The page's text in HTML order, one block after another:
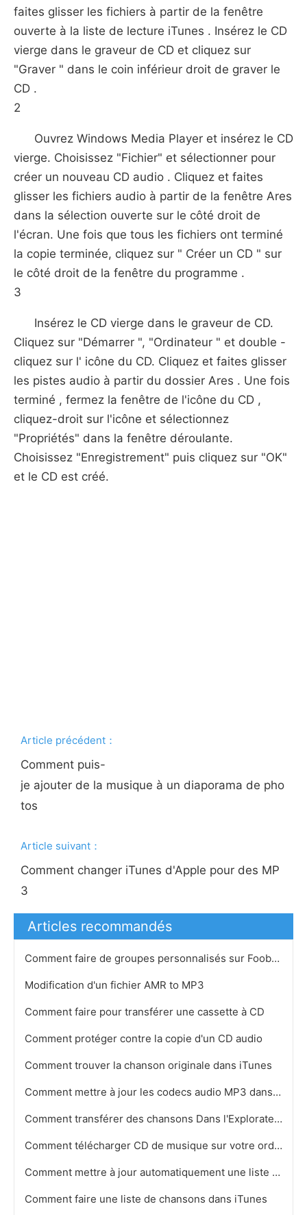
faites glisser les fichiers à partir de la fenêtre
ouverte à la liste de lecture iTunes . Insérez le CD
vierge dans le graveur de CD et cliquez sur
"Graver " dans le coin inférieur droit de graver le
CD .
2
Ouvrez Windows Media Player et insérez le CD
vierge. Choisissez "Fichier" et sélectionner pour
créer un nouveau CD audio . Cliquez et faites
glisser les fichiers audio à partir de la fenêtre Ares
dans la sélection ouverte sur le côté droit de
l'écran. Une fois que tous les fichiers ont terminé
la copie terminée, cliquez sur " Créer un CD " sur
le côté droit de la fenêtre du programme .
3
Insérez le CD vierge dans le graveur de CD.
Cliquez sur "Démarrer ", "Ordinateur " et double -
cliquez sur l' icône du CD. Cliquez et faites glisser
les pistes audio à partir du dossier Ares . Une fois
terminé , fermez la fenêtre de l'icône du CD ,
cliquez-droit sur l'icône et sélectionnez
"Propriétés" dans la fenêtre déroulante.
Choisissez "Enregistrement" puis cliquez sur "OK"
et le CD est créé.
Article précédent：
Comment puis-
je ajouter de la musique à un diaporama de pho
tos
Article suivant：
Comment changer iTunes d'Apple pour des MP
3
Articles recommandés
Comment faire de groupes personnalisés sur Foobar
Modification d'un fichier AMR to MP3
Comment faire pour transférer une cassette à CD
Comment protéger contre la copie d'un CD audio
Comment trouver la chanson originale dans iTunes
Comment mettre à jour les codecs audio MP3 dans Windows XP
Comment transférer des chansons Dans l'Explorateur Windows vers un iPod
Comment télécharger CD de musique sur votre ordinateur iTunes
Comment mettre à jour automatiquement une liste de lecture dans iTunes VLC
Comment faire une liste de chansons dans iTunes